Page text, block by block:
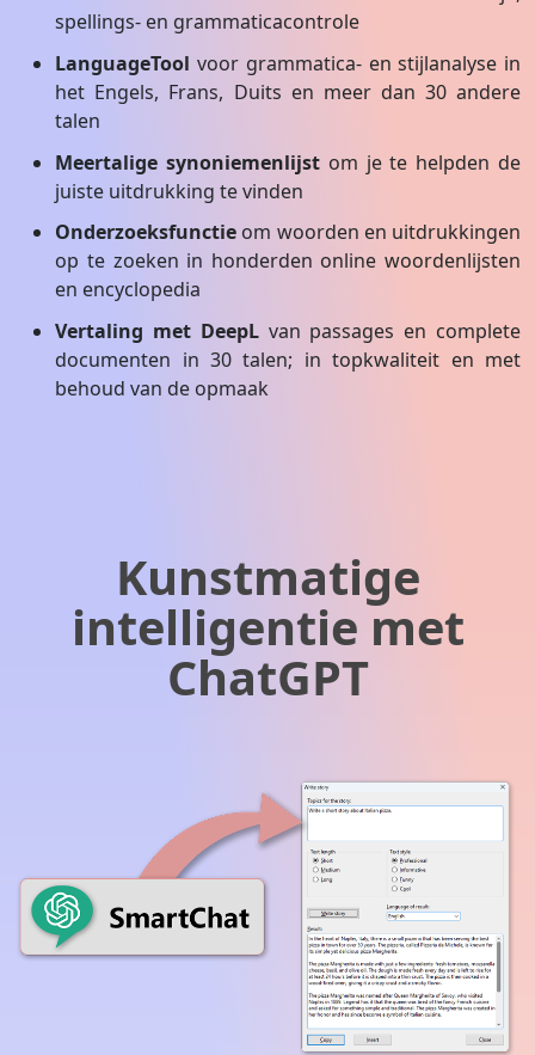
spellings- en grammaticacontrole
LanguageTool voor grammatica- en stijlanalyse in
het Engels, Frans, Duits en meer dan 30 andere
talen
Meertalige synoniemenlijst om je te helpden de
juiste uitdrukking te vinden
Onderzoeksfunctie om woorden en uitdrukkingen
op te zoeken in honderden online woordenlijsten
en encyclopedia
Vertaling met DeepLvan passages en complete
documenten in 30 talen; in topkwaliteit en met
behoud van de opmaak
Kunstmatige
intelligentie met
ChatGPT